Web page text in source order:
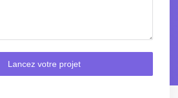
Lancez votre projet